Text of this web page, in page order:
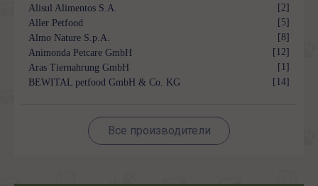
Alisul Alimentos S.A.
[2]
Aller Petfood
[5]
Almo Nature S.p.A.
[8]
Animonda Petcare GmbH
[12]
Aras Tiernahrung GmbH
[1]
BEWITAL petfood GmbH & Co. KG
[14]
Все производители